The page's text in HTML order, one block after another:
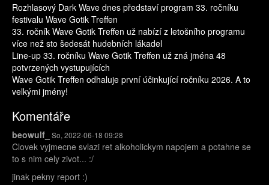
Rozhlasový Dark Wave dnes představí program 33. ročníku
festivalu Wave Gotik Treffen
33. ročník Wave Gotik Treffen už nabízí z letošního programu
více než sto šedesát hudebních lákadel
Line-up 33. ročníku Wave Gotik Treffen už zná jména 48
potvrzených vystupujících
Wave Gotik Treffen odhaluje první účinkující ročníku 2026. A to
velkými jmény!
Komentáře
beowulf_ So, 2022-06-18 09:28
Clovek vyjmecne svlazi ret alkoholickym napojem a potahne se
to s nim cely zivot... :/
jinak pekny report :)